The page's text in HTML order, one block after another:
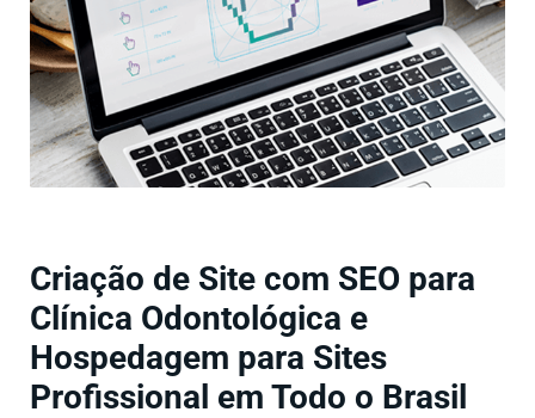
Criação de Site com SEO para
Clínica Odontológica e
Hospedagem para Sites
Profissional em Todo o Brasil